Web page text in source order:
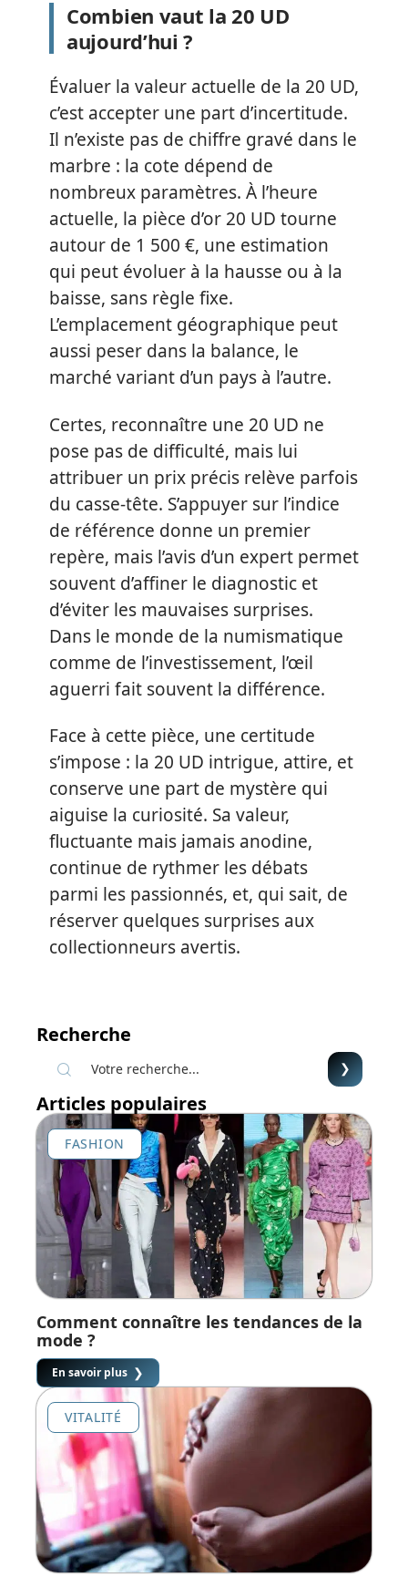
Combien vaut la 20 UD
aujourd’hui ?
Évaluer la valeur actuelle de la 20 UD,
c’est accepter une part d’incertitude.
Il n’existe pas de chiffre gravé dans le
marbre : la cote dépend de
nombreux paramètres. À l’heure
actuelle, la pièce d’or 20 UD tourne
autour de 1 500 €, une estimation
qui peut évoluer à la hausse ou à la
baisse, sans règle fixe.
L’emplacement géographique peut
aussi peser dans la balance, le
marché variant d’un pays à l’autre.
Certes, reconnaître une 20 UD ne
pose pas de difficulté, mais lui
attribuer un prix précis relève parfois
du casse-tête. S’appuyer sur l’indice
de référence donne un premier
repère, mais l’avis d’un expert permet
souvent d’affiner le diagnostic et
d’éviter les mauvaises surprises.
Dans le monde de la numismatique
comme de l’investissement, l’œil
aguerri fait souvent la différence.
Face à cette pièce, une certitude
s’impose : la 20 UD intrigue, attire, et
conserve une part de mystère qui
aiguise la curiosité. Sa valeur,
fluctuante mais jamais anodine,
continue de rythmer les débats
parmi les passionnés, et, qui sait, de
réserver quelques surprises aux
collectionneurs avertis.
Recherche
Articles populaires
FASHION
Comment connaître les tendances de la
mode ?
En savoir plus
VITALITÉ